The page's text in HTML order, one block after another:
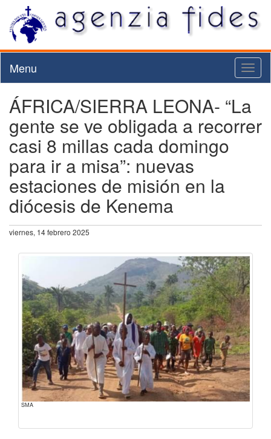
Menu
ÁFRICA/SIERRA LEONA- “La
gente se ve obligada a recorrer
casi 8 millas cada domingo
para ir a misa”: nuevas
estaciones de misión en la
diócesis de Kenema
viernes, 14 febrero 2025
SMA